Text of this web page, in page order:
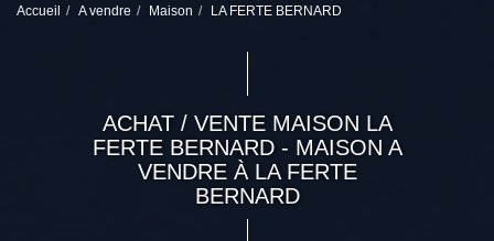
Accueil A vendre Maison LA FERTE BERNARD
ACHAT / VENTE MAISON LA
FERTE BERNARD - MAISON A
VENDRE À LA FERTE
BERNARD